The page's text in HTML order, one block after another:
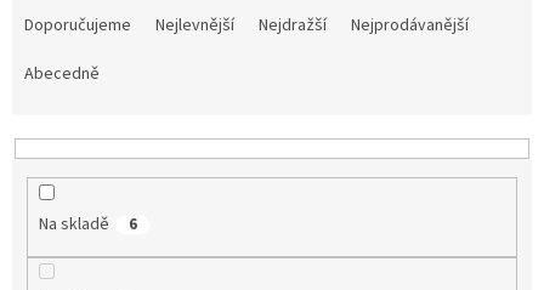
p
Doporučujeme Nejlevnější Nejdražší
Nejprodávanější
Abecedně
Na skladě 6